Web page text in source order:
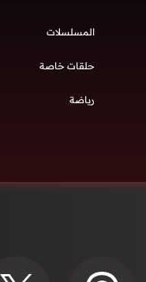
المسلسلات
حلقات خاصة
رياضة